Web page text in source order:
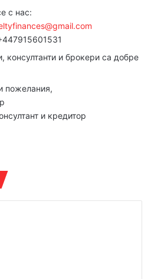
с нас:
консултанти и брокери са добре
пожелания,
и кредитор